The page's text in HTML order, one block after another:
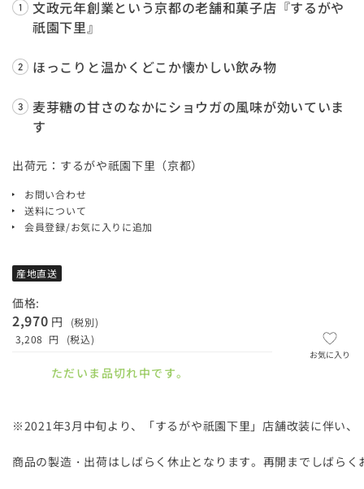
文政元年創業という京都の老舗和菓子店『するがや
祇園下里』
ほっこりと温かくどこか懐かしい飲み物
麦芽糖の甘さのなかにショウガの風味が効いていま
す
出荷元：するがや祇園下里（京都）
お問い合わせ
送料について
会員登録/お気に入りに追加
産地直送
価格:
2,970 円
(税別)
3,208 円 (税込)
ただいま品切れ中です。
お気に入り
※2021年3月中旬より、「するがや祇園下里」店舗改装に伴い、
商品の製造・出荷はしばらく休止となります。再開までしばらく